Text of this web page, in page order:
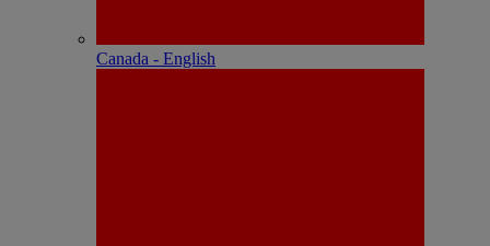
Canada - English